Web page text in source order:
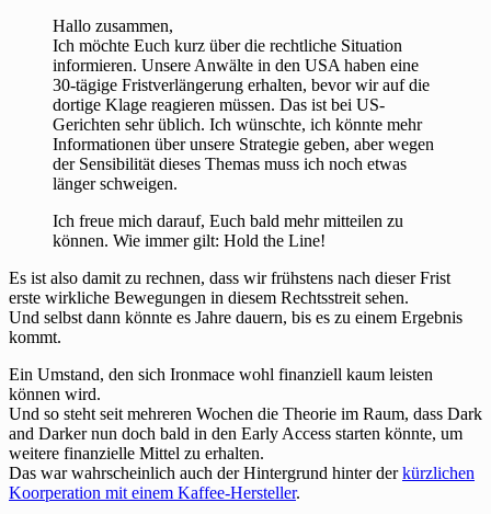
Hallo zusammen,
Ich möchte Euch kurz über die rechtliche Situation
informieren. Unsere Anwälte in den USA haben eine
30-tägige Fristverlängerung erhalten, bevor wir auf die
dortige Klage reagieren müssen. Das ist bei US-
Gerichten sehr üblich. Ich wünschte, ich könnte mehr
Informationen über unsere Strategie geben, aber wegen
der Sensibilität dieses Themas muss ich noch etwas
länger schweigen.
Ich freue mich darauf, Euch bald mehr mitteilen zu
können. Wie immer gilt: Hold the Line!
Es ist also damit zu rechnen, dass wir frühstens nach dieser Frist
erste wirkliche Bewegungen in diesem Rechtsstreit sehen.
Und selbst dann könnte es Jahre dauern, bis es zu einem Ergebnis
kommt.
Ein Umstand, den sich Ironmace wohl finanziell kaum leisten
können wird.
Und so steht seit mehreren Wochen die Theorie im Raum, dass Dark
and Darker nun doch bald in den Early Access starten könnte, um
weitere finanzielle Mittel zu erhalten.
Das war wahrscheinlich auch der Hintergrund hinter derkürzlichen
Koorperation mit einem Kaffee-Hersteller.